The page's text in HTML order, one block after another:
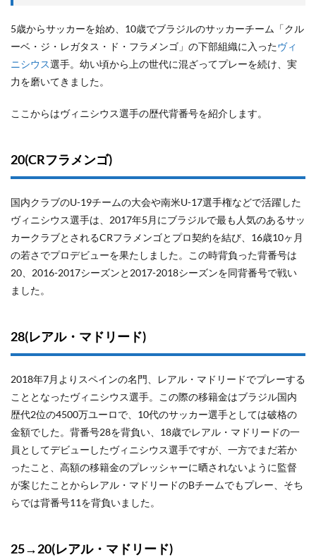
5歳からサッカーを始め、10歳でブラジルのサッカーチーム「クル
ーベ・ジ・レガタス・ド・フラメンゴ」の下部組織に入ったヴィ
ニシウス選手。幼い頃から上の世代に混ざってプレーを続け、実
力を磨いてきました。
ここからはヴィニシウス選手の歴代背番号を紹介します。
20(CRフラメンゴ)
国内クラブのU-19チームの大会や南米U-17選手権などで活躍した
ヴィニシウス選手は、2017年5月にブラジルで最も人気のあるサッ
カークラブとされるCRフラメンゴとプロ契約を結び、16歳10ヶ月
の若さでプロデビューを果たしました。この時背負った背番号は
20、2016-2017シーズンと2017-2018シーズンを同背番号で戦い
ました。
28(レアル・マドリード)
2018年7月よりスペインの名門、レアル・マドリードでプレーする
こととなったヴィニシウス選手。この際の移籍金はブラジル国内
歴代2位の4500万ユーロで、10代のサッカー選手としては破格の
金額でした。背番号28を背負い、18歳でレアル・マドリードの一
員としてデビューしたヴィニシウス選手ですが、一方でまだ若か
ったこと、高額の移籍金のプレッシャーに晒されないように監督
が案じたことからレアル・マドリードのBチームでもプレー、そち
らでは背番号11を背負いました。
25→20(レアル・マドリード)